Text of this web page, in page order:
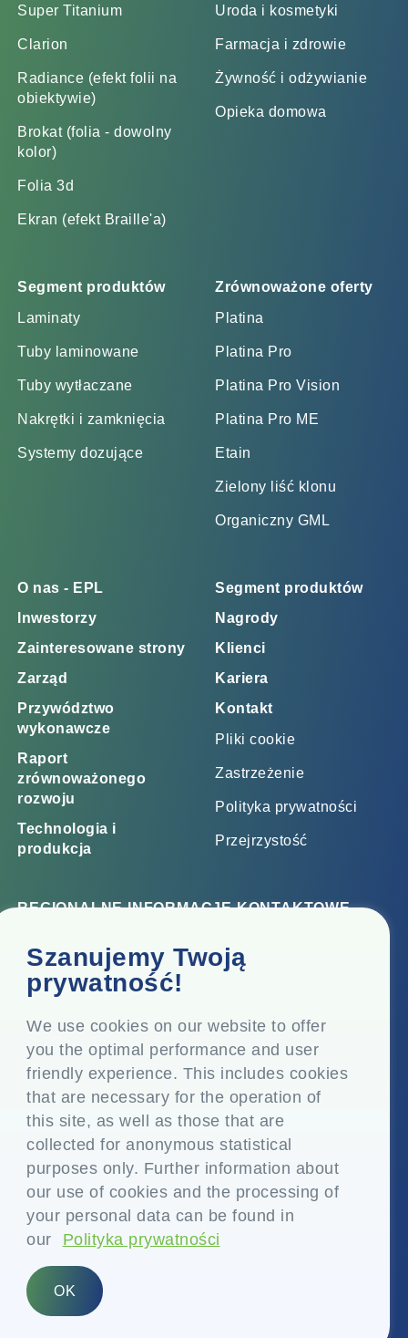
Szanujemy Twoją
prywatność!
We use cookies on our website to offer
you the optimal performance and user
friendly experience. This includes cookies
that are necessary for the operation of
this site, as well as those that are
collected for anonymous statistical
purposes only. Further information about
our use of cookies and the processing of
your personal data can be found in
our
Polityka prywatności
OK
Super Titanium
Clarion
Radiance (efekt folii na
obiektywie)
Brokat (folia - dowolny
kolor)
Folia 3d
Ekran (efekt Braille'a)
Uroda i kosmetyki
Farmacja i zdrowie
Żywność i odżywianie
Opieka domowa
Segment produktów
Laminaty
Tuby laminowane
Tuby wytłaczane
Nakrętki i zamknięcia
Systemy dozujące
Zrównoważone oferty
Platina
Platina Pro
Platina Pro Vision
Platina Pro ME
Etain
Zielony liść klonu
Organiczny GML
O nas - EPL
Inwestorzy
Zainteresowane strony
Zarząd
Przywództwo
wykonawcze
Raport
zrównoważonego
rozwoju
Technologia i
produkcja
Segment produktów
Nagrody
Klienci
Kariera
Kontakt
Pliki cookie
Zastrzeżenie
Polityka prywatności
Przejrzystość
REGIONALNE INFORMACJE KONTAKTOWE
Biuro korporacyjne
Top Floor, Times Tower, Kamala City, Senapati Bapat
Marg, Lower Parel, Mumbai - 400 013, Maharashtra,
Siedziba
P.O. Vasind, Taluka Shahapur, Dist. Thane - 421 604,
Maharashtra Indie
+91-22-24819000
info@eplglobal.com
Polish
Prawa autorskie © 2026- EPL Limited